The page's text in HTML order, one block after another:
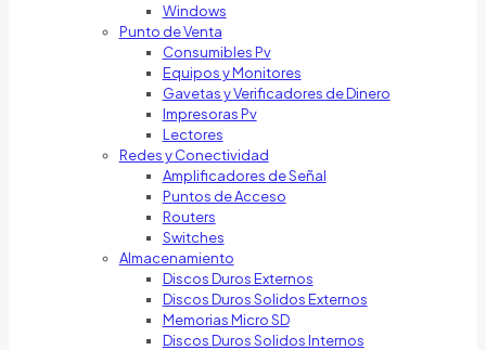
Windows
Punto de Venta
Consumibles Pv
Equipos y Monitores
Gavetas y Verificadores de Dinero
Impresoras Pv
Lectores
Redes y Conectividad
Amplificadores de Señal
Puntos de Acceso
Routers
Switches
Almacenamiento
Discos Duros Externos
Discos Duros Solidos Externos
Memorias Micro SD
Discos Duros Solidos Internos